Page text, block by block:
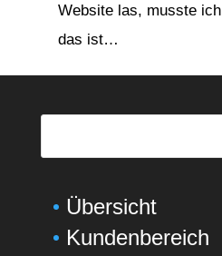
Website las, musste
das ist…
Übersicht
Kundenbereich